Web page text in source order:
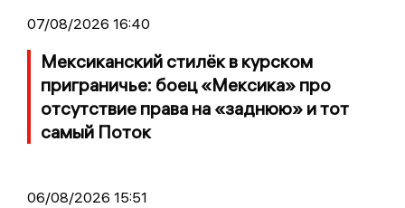
07/08/2026 16:40
Мексиканский стилёк в курском
приграничье: боец «Мексика» про
отсутствие права на «заднюю» и тот
самый Поток
06/08/2026 15:51